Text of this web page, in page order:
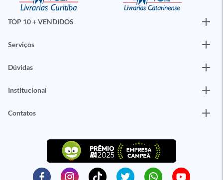
TOP 10 + VENDIDOS
Serviços
Dúvidas
Institucional
Contatos